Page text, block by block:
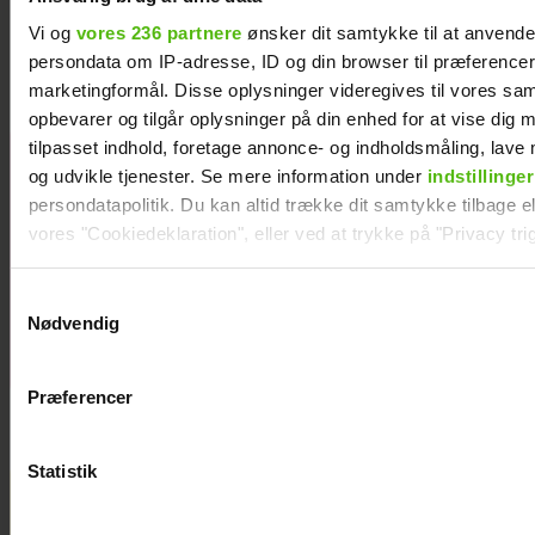
Vi og vores 236 partnere ønsker dit samtykke til at
persondata om IP-adresse, ID og din browser til
marketingformål. Disse oplysninger videregives til vores
opbevarer og tilgår oplysninger på din enhed for at vise dig
tilpasset indhold, foretage annonce- og indholdsmåling, lave
og udvikle tjenester. Se mere information under indstillinger
persondatapolitik. Du kan altid trække dit samtykke tilbage
vores "Cookiedeklaration", eller ved at trykke på "Privacy
Vi anvender egne cookies og cookies fra tredjeparter til at
generere statistik og huske dine præferencer samt til brug
Nødvendig
Præferencer
Statistik
Natasha Brock
mødte sin
mand på
Skanderborg